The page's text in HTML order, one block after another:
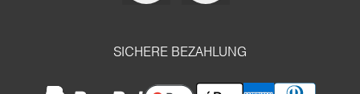
SICHERE BEZAHLUNG